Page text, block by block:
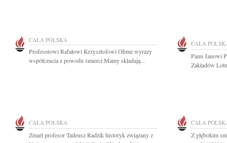
CAŁA POLSKA
Profesorowi Rafałowi Krzysztofowi Ohme wyrazy
współczucia z powodu śmierci Mamy składają...
CAŁA
Panu Janowi
Zakładów
CAŁA POLSKA
Zmarł profesor Tadeusz Radzik historyk związany z
CAŁA
Z głębokim